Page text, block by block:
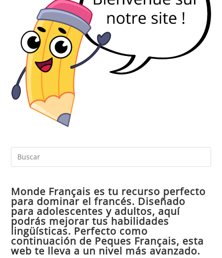
Monde Français es tu recurso perfecto
para dominar el francés. Diseñado
para adolescentes y adultos, aquí
podrás mejorar tus habilidades
lingüísticas. Perfecto como
continuación de Peques Français, esta
web te lleva a un nivel más avanzado.